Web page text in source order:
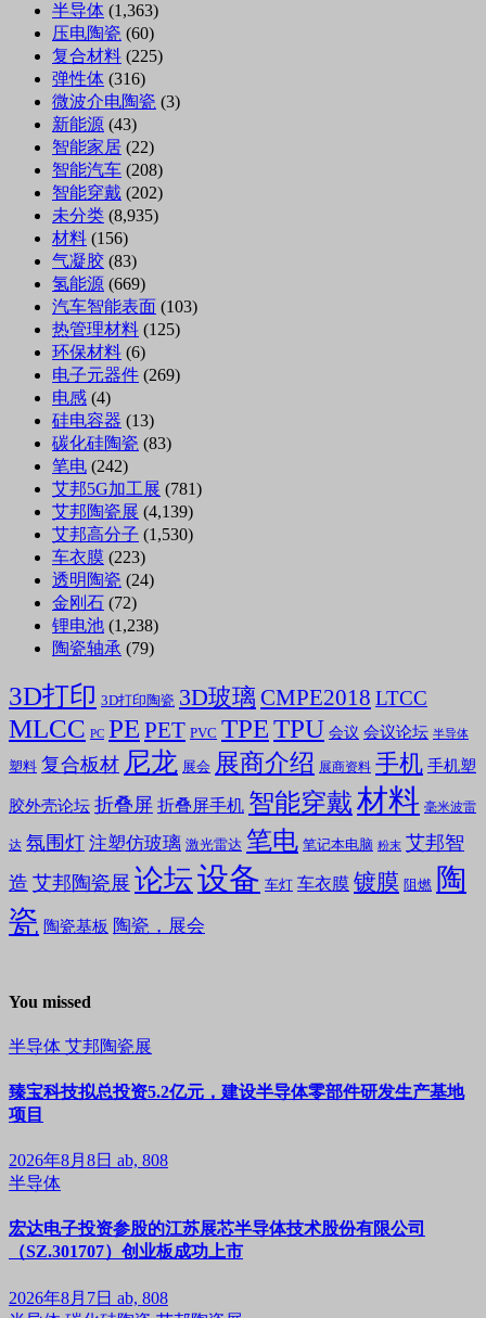
半导体 (1,363)
压电陶瓷 (60)
复合材料 (225)
弹性体 (316)
微波介电陶瓷 (3)
新能源 (43)
智能家居 (22)
智能汽车 (208)
智能穿戴 (202)
未分类 (8,935)
材料 (156)
气凝胶 (83)
氢能源 (669)
汽车智能表面 (103)
热管理材料 (125)
环保材料 (6)
电子元器件 (269)
电感 (4)
硅电容器 (13)
碳化硅陶瓷 (83)
笔电 (242)
艾邦5G加工展 (781)
艾邦陶瓷展 (4,139)
艾邦高分子 (1,530)
车衣膜 (223)
透明陶瓷 (24)
金刚石 (72)
锂电池 (1,238)
陶瓷轴承 (79)
3D打印 3D打印陶瓷 3D玻璃 CMPE2018 LTCC
MLCC PC PE PET PVC TPETPU 会议 会议论坛 半导体
塑料 复合板材 尼龙 展会 展商介绍 展商资料 手机 手机塑
胶外壳论坛 折叠屏 折叠屏手机 智能穿戴材料 毫米波雷
达 氛围灯 注塑仿玻璃 激光雷达 笔电 笔记本电脑 粉末 艾邦智
造 艾邦陶瓷展 论坛设备 车灯 车衣膜 镀膜 阻燃 陶
瓷 陶瓷基板 陶瓷，展会
You missed
半导体 艾邦陶瓷展
臻宝科技拟总投资5.2亿元，建设半导体零部件研发生产基地
项目
2026年8月8日 ab, 808
半导体
宏达电子投资参股的江苏展芯半导体技术股份有限公司
（SZ.301707）创业板成功上市
2026年8月7日 ab, 808